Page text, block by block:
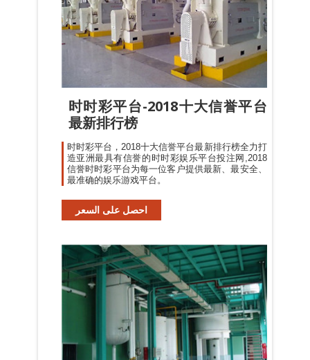
时时彩平台-2018十大信誉平台
最新排行榜
时时彩平台，2018十大信誉平台最新排行榜全力打
造亚洲最具有信誉的时时彩娱乐平台投注网,2018
信誉时时彩平台为每一位客户提供最新、最安全、
最准确的娱乐游戏平台。
احصل على السعر